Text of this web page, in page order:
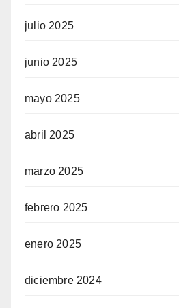
julio 2025
junio 2025
mayo 2025
abril 2025
marzo 2025
febrero 2025
enero 2025
diciembre 2024